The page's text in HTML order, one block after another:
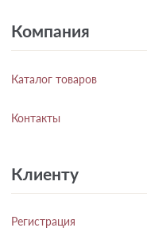
Компания
Каталог товаров
Контакты
Клиенту
Регистрация